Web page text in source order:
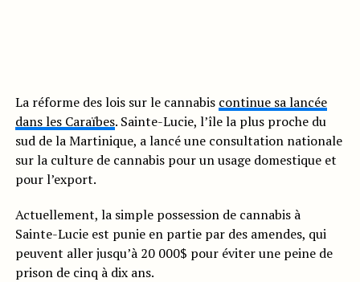
La réforme des lois sur le cannabis continue sa lancée
dans les Caraïbes. Sainte-Lucie, l’île la plus proche du
sud de la Martinique, a lancé une consultation nationale
sur la culture de cannabis pour un usage domestique et
pour l’export.
Actuellement, la simple possession de cannabis à
Sainte-Lucie est punie en partie par des amendes, qui
peuvent aller jusqu’à 20 000$ pour éviter une peine de
prison de cinq à dix ans.